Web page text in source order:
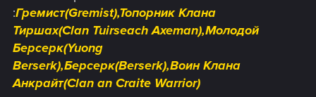
:Гремист(Gremist),Топорник Клана
Тиршах(Clan Tuirseach Axeman),Молодой
Берсерк(Yuong
Berserk),Берсерк(Berserk),Воин Клана
Анкрайт(Clan an Craite Warrior)